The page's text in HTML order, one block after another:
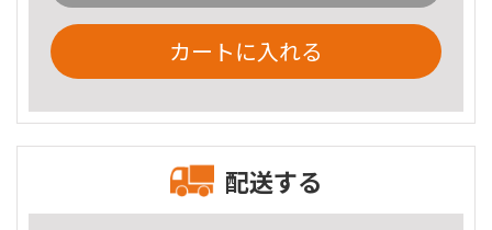
カートに入れる
配送する